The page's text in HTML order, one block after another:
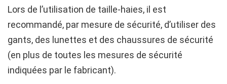
Lors de l’utilisation de taille-haies, il est
recommandé, par mesure de sécurité, d’utiliser des
gants, des lunettes et des chaussures de sécurité
(en plus de toutes les mesures de sécurité
indiquées par le fabricant).